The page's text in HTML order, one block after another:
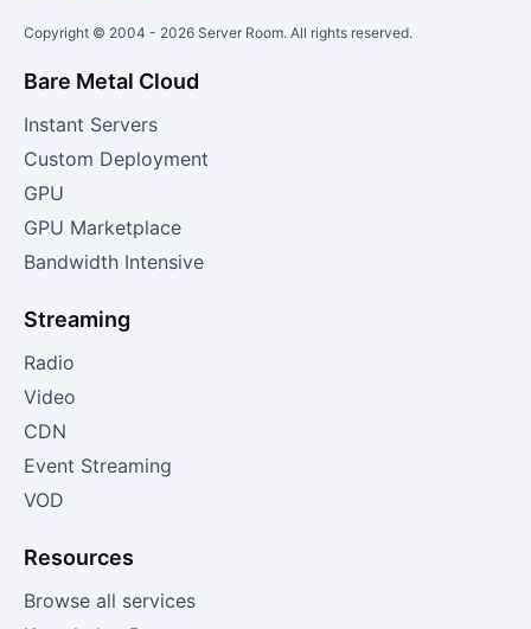
Copyright © 2004 - 2026 Server Room. All rights reserved.
Bare Metal Cloud
Instant Servers
Custom Deployment
GPU
GPU Marketplace
Bandwidth Intensive
Streaming
Radio
Video
CDN
Event Streaming
VOD
Resources
Browse all services